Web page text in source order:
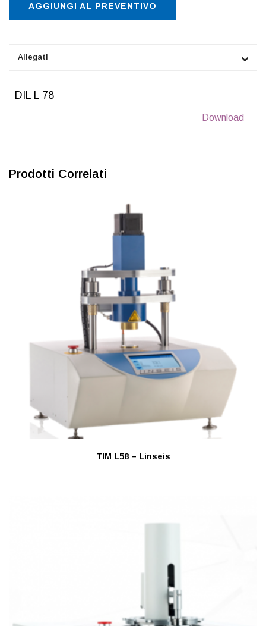
AGGIUNGI AL PREVENTIVO
Allegati
DIL L 78
Download
Prodotti Correlati
TIM L58 – Linseis